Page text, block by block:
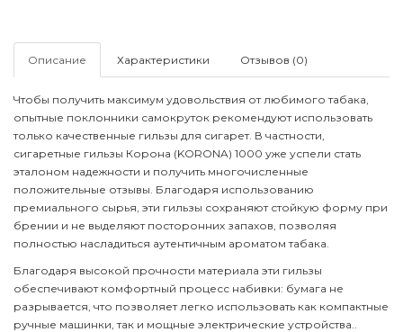
Описание Характеристики Отзывов (0)
Чтобы получить максимум удовольствия от любимого табака,
опытные поклонники самокруток рекомендуют использовать
только качественные гильзы для сигарет. В частности,
сигаретные гильзы Корона (KORONA) 1000 уже успели стать
эталоном надежности и получить многочисленные
положительные отзывы. Благодаря использованию
премиального сырья, эти гильзы сохраняют стойкую форму при
брении и не выделяют посторонних запахов, позволяя
полностью насладиться аутентичным ароматом табака.
Благодаря высокой прочности материала эти гильзы
обеспечивают комфортный процесс набивки: бумага не
разрывается, что позволяет легко использовать как компактные
ручные машинки, так и мощные электрические устройства..